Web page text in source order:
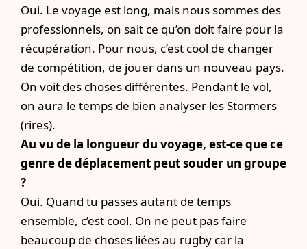
Oui. Le voyage est long, mais nous sommes des
professionnels, on sait ce qu’on doit faire pour la
récupération. Pour nous, c’est cool de changer
de compétition, de jouer dans un nouveau pays.
On voit des choses différentes. Pendant le vol,
on aura le temps de bien analyser les Stormers
(rires).
Au vu de la longueur du voyage, est-ce que ce
genre de déplacement peut souder un groupe
?
Oui. Quand tu passes autant de temps
ensemble, c’est cool. On ne peut pas faire
beaucoup de choses liées au rugby car la